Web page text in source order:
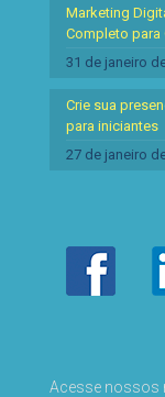
Marketing
Completo para
31 de janeiro
Crie sua
para iniciantes
27 de janeiro
Acesse nossos